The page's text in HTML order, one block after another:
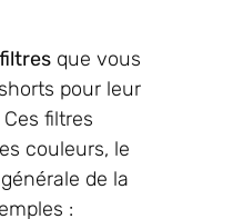
filtres que vous
pour leur
filtres
couleurs, le
de la
: